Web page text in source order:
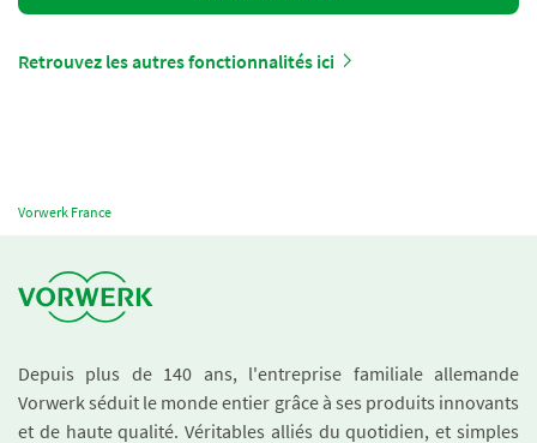
Retrouvez les autres fonctionnalités ici
Vorwerk France
Depuis plus de 140 ans, l'entreprise familiale allemande
Vorwerk séduit le monde entier grâce à ses produits innovants
et de haute qualité. Véritables alliés du quotidien, et simples